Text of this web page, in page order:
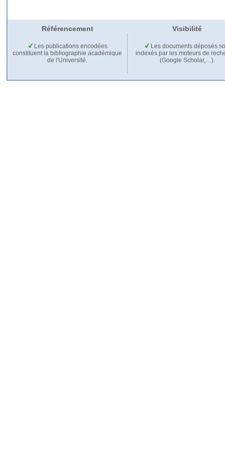
Référencement Visibilité
Les publications encodées
constituent la bibliographie académique
de l'Université.
Les documents déposés
indexés par les moteurs de
(Google Scholar,…).